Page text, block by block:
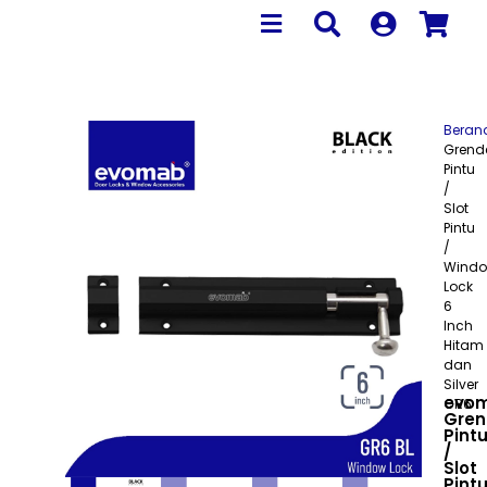
Pintu
/
Slot
Pintu
/
Lock
6
Inch
Hitam
dan
Silver
GR6
Pintu
/
Slot